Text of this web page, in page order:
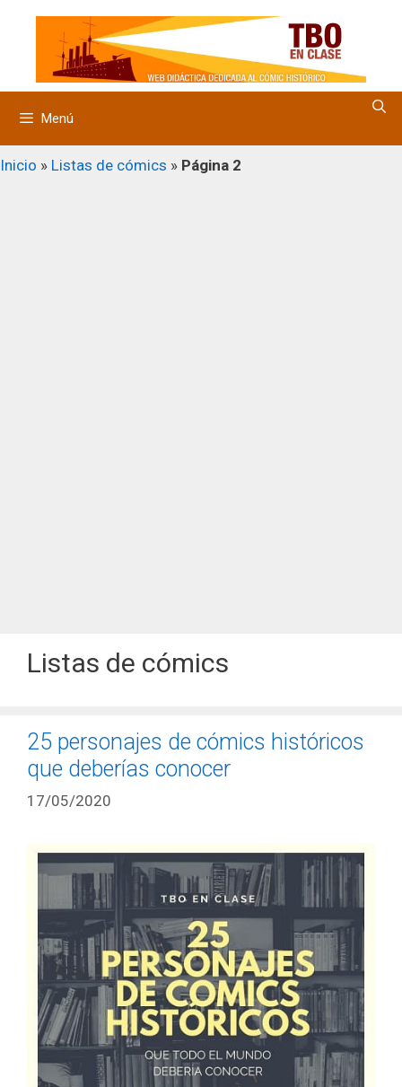
contenido
Menú
Inicio » Listas de cómics » Página 2
Listas de cómics
25 personajes de cómics históricos
que deberías conocer
17/05/2020